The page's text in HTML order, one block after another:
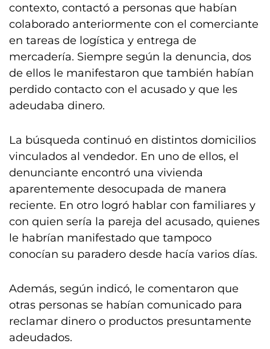
contexto, contactó a personas que habían
colaborado anteriormente con el comerciante
en tareas de logística y entrega de
mercadería. Siempre según la denuncia, dos
de ellos le manifestaron que también habían
perdido contacto con el acusado y que les
adeudaba dinero.
La búsqueda continuó en distintos domicilios
vinculados al vendedor. En uno de ellos, el
denunciante encontró una vivienda
aparentemente desocupada de manera
reciente. En otro logró hablar con familiares y
con quien sería la pareja del acusado, quienes
le habrían manifestado que tampoco
conocían su paradero desde hacía varios días.
Además, según indicó, le comentaron que
otras personas se habían comunicado para
reclamar dinero o productos presuntamente
adeudados.